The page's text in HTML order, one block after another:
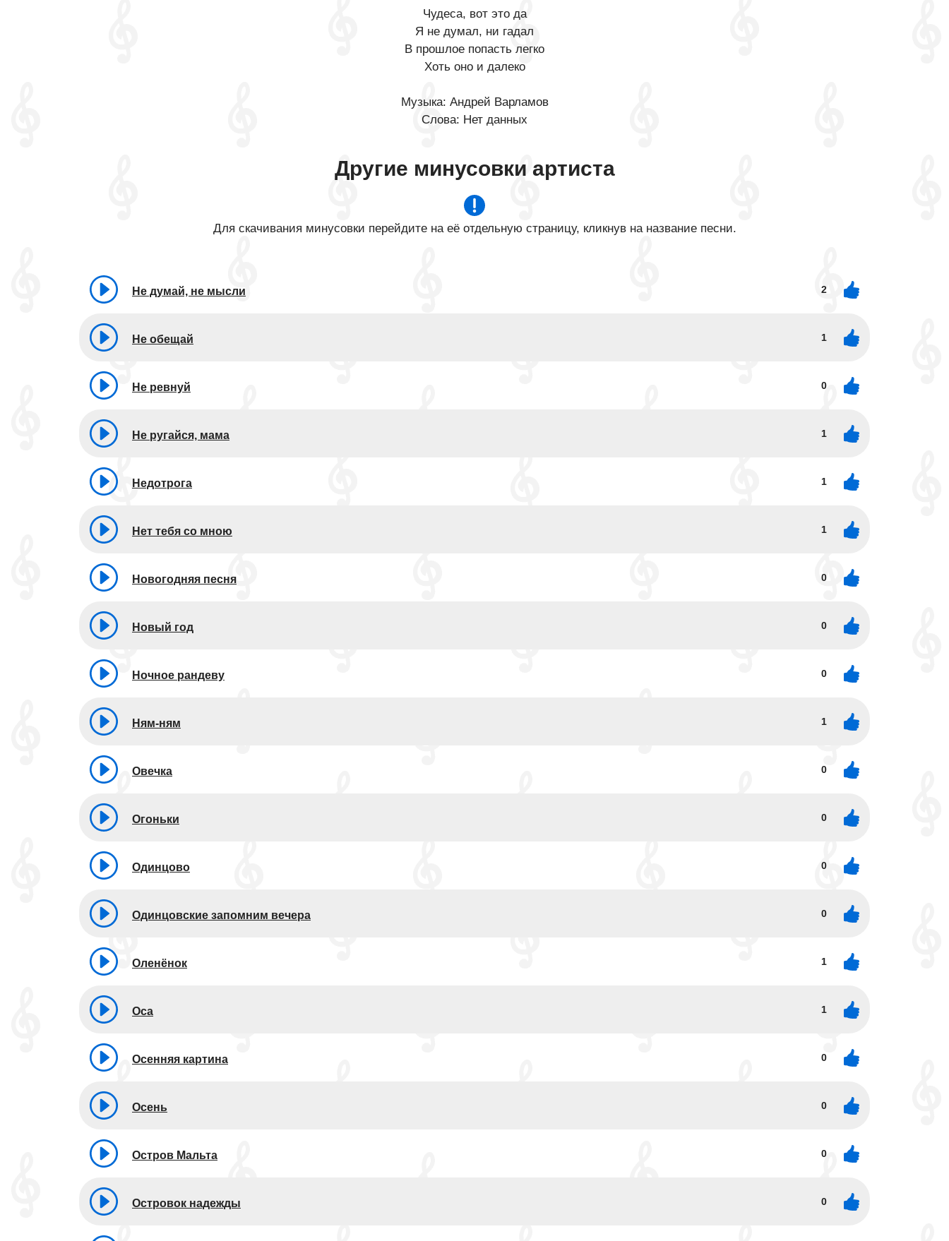
Чудеса, вот это да
Я не думал, ни гадал
В прошлое попасть легко
Хоть оно и далеко
Музыка: Андрей Варламов
Слова: Нет данных
Другие минусовки артиста
Для скачивания минусовки перейдите на её отдельную страницу, кликнув на название песни.
Не думай, не мысли 2
Не обещай 1
Не ревнуй 0
Не ругайся, мама 1
Недотрога 1
Нет тебя со мною 1
Новогодняя песня 0
Новый год 0
Ночное рандеву 0
Ням-ням 1
Овечка 0
Огоньки 0
Одинцово 0
Одинцовские запомним вечера 0
Оленёнок 1
Оса 1
Осенняя картина 0
Осень 0
Остров Мальта 0
Островок надежды 0